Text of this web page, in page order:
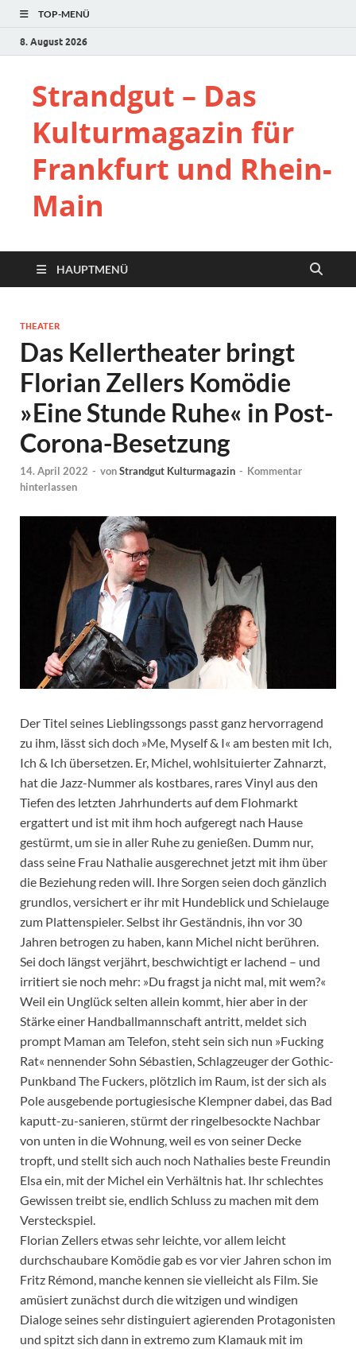
TOP-MENÜ
8. August 2026
Strandgut – Das
Kulturmagazin für
Frankfurt und Rhein-
Main
HAUPTMENÜ
THEATER
Das Kellertheater bringt
Florian Zellers Komödie
»Eine Stunde Ruhe« in Post-
Corona-Besetzung
14. April 2022 - vonStrandgut Kulturmagazin - Kommentar
hinterlassen
Der Titel seines Lieblingssongs passt ganz hervorragend
zu ihm, lässt sich doch »Me, Myself & I« am besten mit Ich,
Ich & Ich übersetzen. Er, Michel, wohlsituierter Zahnarzt,
hat die Jazz-Nummer als kostbares, rares Vinyl aus den
Tiefen des letzten Jahrhunderts auf dem Flohmarkt
ergattert und ist mit ihm hoch aufgeregt nach Hause
gestürmt, um sie in aller Ruhe zu genießen. Dumm nur,
dass seine Frau Nathalie ausgerechnet jetzt mit ihm über
die Beziehung reden will. Ihre Sorgen seien doch gänzlich
grundlos, versichert er ihr mit Hundeblick und Schielauge
zum Plattenspieler. Selbst ihr Geständnis, ihn vor 30
Jahren betrogen zu haben, kann Michel nicht berühren.
Sei doch längst verjährt, beschwichtigt er lachend – und
irritiert sie noch mehr: »Du fragst ja nicht mal, mit wem?«
Weil ein Unglück selten allein kommt, hier aber in der
Stärke einer Handballmannschaft antritt, meldet sich
prompt Maman am Telefon, steht sein sich nun »Fucking
Rat« nennender Sohn Sébastien, Schlagzeuger der Gothic-
Punkband The Fuckers, plötzlich im Raum, ist der sich als
Pole ausgebende portugiesische Klempner dabei, das Bad
kaputt-zu-sanieren, stürmt der ringelbesockte Nachbar
von unten in die Wohnung, weil es von seiner Decke
tropft, und stellt sich auch noch Nathalies beste Freundin
Elsa ein, mit der Michel ein Verhältnis hat. Ihr schlechtes
Gewissen treibt sie, endlich Schluss zu machen mit dem
Versteckspiel.
Florian Zellers etwas sehr leichte, vor allem leicht
durchschaubare Komödie gab es vor vier Jahren schon im
Fritz Rémond, manche kennen sie vielleicht als Film. Sie
amüsiert zunächst durch die witzigen und windigen
Dialoge seines sehr distinguiert agierenden Protagonisten
und spitzt sich dann in extremo zum Klamauk mit im